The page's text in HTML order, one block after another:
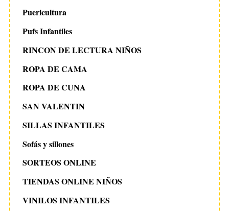
Puericultura
Pufs Infantiles
RINCON DE LECTURA NIÑOS
ROPA DE CAMA
ROPA DE CUNA
SAN VALENTIN
SILLAS INFANTILES
Sofás y sillones
SORTEOS ONLINE
TIENDAS ONLINE NIÑOS
VINILOS INFANTILES